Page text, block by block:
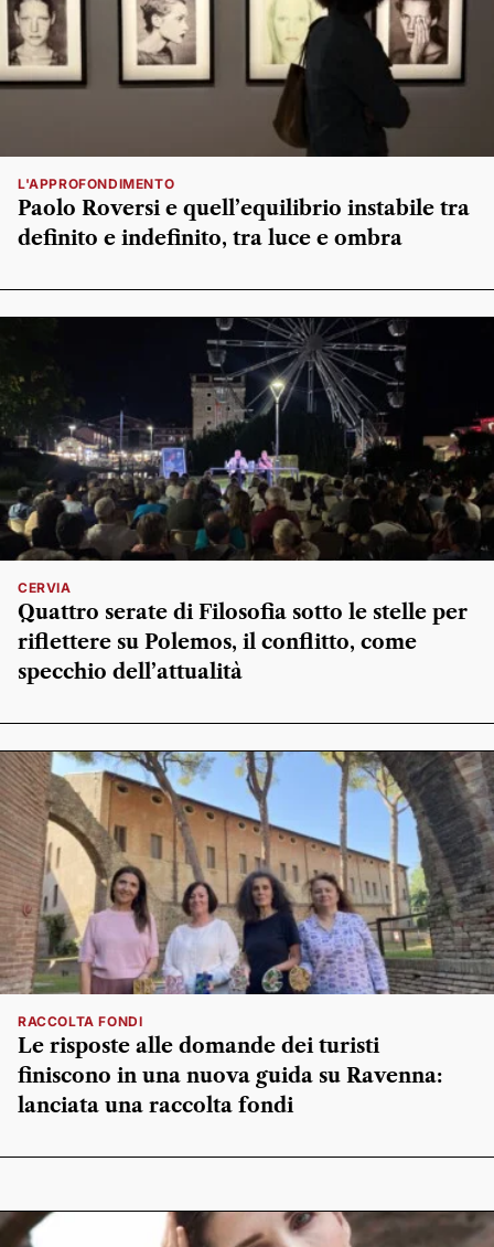
L'APPROFONDIMENTO
Paolo Roversi e quell’equilibrio instabile tra
definito e indefinito, tra luce e ombra
CERVIA
Quattro serate di Filosofia sotto le stelle per
riflettere su Polemos, il conflitto, come
specchio dell’attualità
RACCOLTA FONDI
Le risposte alle domande dei turisti
finiscono in una nuova guida su Ravenna:
lanciata una raccolta fondi